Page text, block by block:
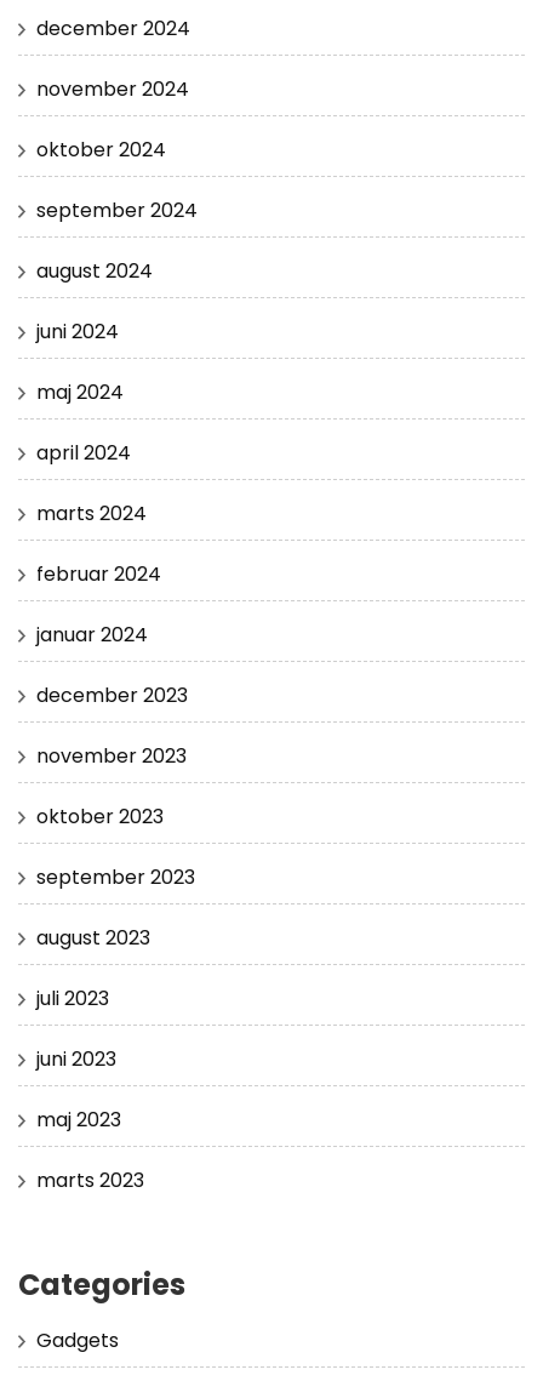
december 2024
november 2024
oktober 2024
september 2024
august 2024
juni 2024
maj 2024
april 2024
marts 2024
februar 2024
januar 2024
december 2023
november 2023
oktober 2023
september 2023
august 2023
juli 2023
juni 2023
maj 2023
marts 2023
Categories
Gadgets